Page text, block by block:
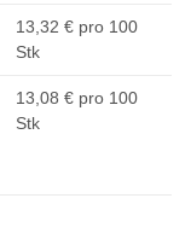
13,32 € pro 100
Stk
13,08 € pro 100
Stk